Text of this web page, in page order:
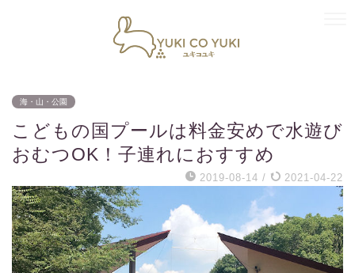
海・山・公園
こどもの国プールは料金安めで水遊び
おむつOK！子連れにおすすめ
2019-08-14 / 2021-04-22